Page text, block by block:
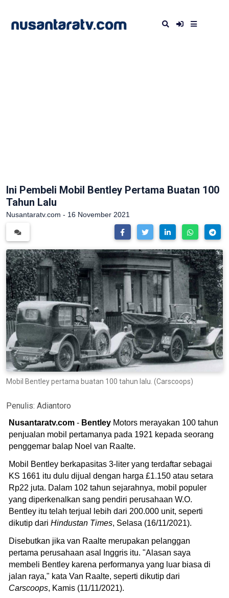
Ini Pembeli Mobil Bentley Pertama Buatan 100
Tahun Lalu
Nusantaratv.com - 16 November 2021
Mobil Bentley pertama buatan 100 tahun lalu. (Carscoops)
Penulis: Adiantoro
Nusantaratv.com - Bentley Motors merayakan 100 tahun
penjualan mobil pertamanya pada 1921 kepada seorang
penggemar balap Noel van Raalte.
Mobil Bentley berkapasitas 3-liter yang terdaftar sebagai
KS 1661 itu dulu dijual dengan harga £1.150 atau setara
Rp22 juta. Dalam 102 tahun sejarahnya, mobil populer
yang diperkenalkan sang pendiri perusahaan W.O.
Bentley itu telah terjual lebih dari 200.000 unit, seperti
dikutip dari Hindustan Times, Selasa (16/11/2021).
Disebutkan jika van Raalte merupakan pelanggan
pertama perusahaan asal Inggris itu. "Alasan saya
membeli Bentley karena performanya yang luar biasa di
jalan raya," kata Van Raalte, seperti dikutip dari
Carscoops, Kamis (11/11/2021).